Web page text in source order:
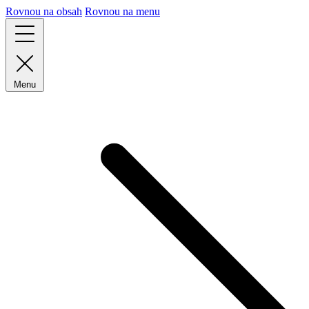
Rovnou na obsah Rovnou na menu
Menu